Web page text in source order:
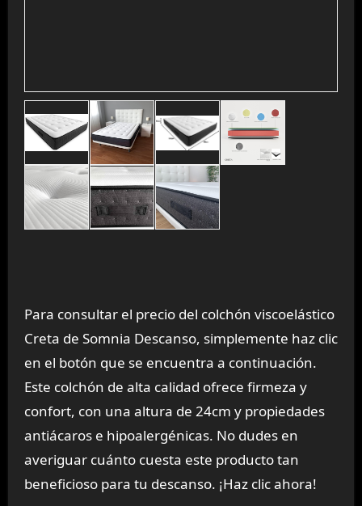
Para consultar el precio del colchón viscoelástico
Creta de Somnia Descanso, simplemente haz clic
en el botón que se encuentra a continuación.
Este colchón de alta calidad ofrece firmeza y
confort, con una altura de 24cm y propiedades
antiácaros e hipoalergénicas. No dudes en
averiguar cuánto cuesta este producto tan
beneficioso para tu descanso. ¡Haz clic ahora!